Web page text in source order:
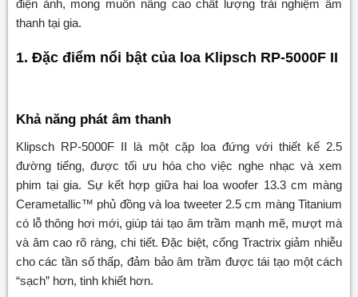
điện ảnh, mong muốn nâng cao chất lượng trải nghiệm âm
thanh tại gia.
1. Đặc điểm nổi bật của loa Klipsch RP-5000F II
Khả năng phát âm thanh
Klipsch RP-5000F II là một cặp loa đứng với thiết kế 2.5
đường tiếng, được tối ưu hóa cho việc nghe nhạc và xem
phim tại gia. Sự kết hợp giữa hai loa woofer 13.3 cm màng
Cerametallic™ phủ đồng và loa tweeter 2.5 cm màng Titanium
có lỗ thông hơi mới, giúp tái tạo âm trầm mạnh mẽ, mượt mà
và âm cao rõ ràng, chi tiết. Đặc biệt, cổng Tractrix giảm nhiễu
cho các tần số thấp, đảm bảo âm trầm được tái tạo một cách
“sạch” hơn, tinh khiết hơn.